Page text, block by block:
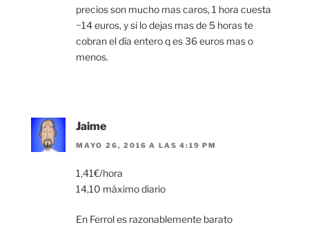
precios son mucho mas caros, 1 hora cuesta
~14 euros, y si lo dejas mas de 5 horas te
cobran el día entero q es 36 euros mas o
menos.
Jaime
MAYO 26, 2016 A LAS 4:19 PM
1,41€/hora
14,10 máximo diario
En Ferrol es razonablemente barato